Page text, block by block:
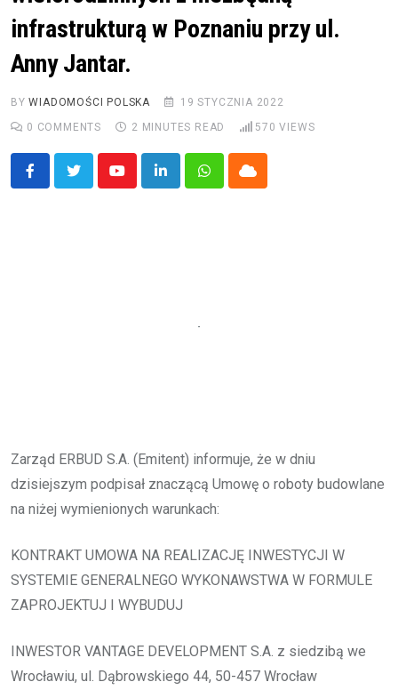
infrastrukturą w Poznaniu przy ul.
Anny Jantar.
BYWIADOMOŚCI POLSKA
19 STYCZNIA 2022
0 COMMENTS 2 MINUTES READ 570 VIEWS
YoutubeLinkedInWhatsappCloud
Zarząd ERBUD S.A. (Emitent) informuje, że w dniu
dzisiejszym podpisał znaczącą Umowę o roboty budowlane
na niżej wymienionych warunkach:
KONTRAKT UMOWA NA REALIZACJĘ INWESTYCJI W
SYSTEMIE GENERALNEGO WYKONAWSTWA W FORMULE
ZAPROJEKTUJ I WYBUDUJ
INWESTOR VANTAGE DEVELOPMENT S.A. z siedzibą we
Wrocławiu, ul. Dąbrowskiego 44, 50-457 Wrocław